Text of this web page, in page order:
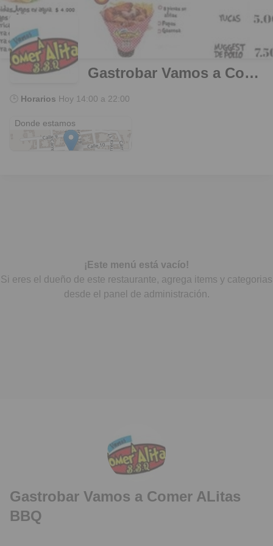
Gastrobar Vamos a Comer ALitas BBQ
🕒 Horarios Hoy 14:00 a 22:00
Donde estamos
¡Este menú está vacío!
Si eres el dueño de este restaurante, agrega items y categorias
desde el panel de administración.
Gastrobar Vamos a Comer ALitas
BBQ